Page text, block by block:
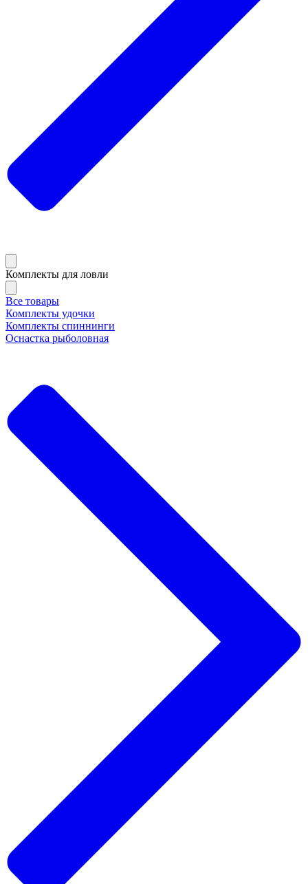
Комплекты для ловли
Все товары
Комплекты удочки
Комплекты спиннинги
Оснастка рыболовная